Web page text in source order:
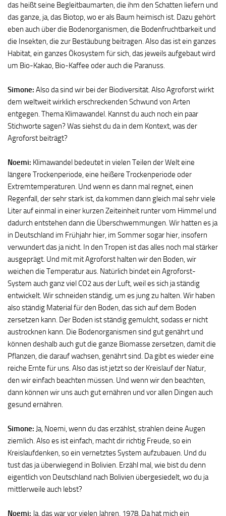
das heißt seine Begleitbaumarten, die ihm den Schatten liefern und
das ganze, ja, das Biotop, wo er als Baum heimisch ist. Dazu gehört
eben auch über die Bodenorganismen, die Bodenfruchtbarkeit und
die Insekten, die zur Bestäubung beitragen. Also das ist ein ganzes
Habitat, ein ganzes Ökosystem für sich, das jeweils aufgebaut wird
um Bio-Kakao, Bio-Kaffee oder auch die Paranuss.
Simone: Also da sind wir bei der Biodiversität. Also Agroforst wirkt
dem weltweit wirklich erschreckenden Schwund von Arten
entgegen. Thema Klimawandel. Kannst du auch noch ein paar
Stichworte sagen? Was siehst du da in dem Kontext, was der
Agroforst beiträgt?
Noemi: Klimawandel bedeutet in vielen Teilen der Welt eine
längere Trockenperiode, eine heißere Trockenperiode oder
Extremtemperaturen. Und wenn es dann mal regnet, einen
Regenfall, der sehr stark ist, da kommen dann gleich mal sehr viele
Liter auf einmal in einer kurzen Zeiteinheit runter vom Himmel und
dadurch entstehen dann die Überschwemmungen. Wir hatten es ja
in Deutschland im Frühjahr hier, im Sommer sogar hier, insofern
verwundert das ja nicht. In den Tropen ist das alles noch mal stärker
ausgeprägt. Und mit mit Agroforst halten wir den Boden, wir
weichen die Temperatur aus. Natürlich bindet ein Agroforst-
System auch ganz viel CO2 aus der Luft, weil es sich ja ständig
entwickelt. Wir schneiden ständig, um es jung zu halten. Wir haben
also ständig Material für den Boden, das sich auf dem Boden
zersetzen kann. Der Boden ist ständig gemulcht, sodass er nicht
austrocknen kann. Die Bodenorganismen sind gut genährt und
können deshalb auch gut die ganze Biomasse zersetzen, damit die
Pflanzen, die darauf wachsen, genährt sind. Da gibt es wieder eine
reiche Ernte für uns. Also das ist jetzt so der Kreislauf der Natur,
den wir einfach beachten müssen. Und wenn wir den beachten,
dann können wir uns auch gut ernähren und vor allen Dingen auch
gesund ernähren.
Simone: Ja, Noemi, wenn du das erzählst, strahlen deine Augen
ziemlich. Also es ist einfach, macht dir richtig Freude, so ein
Kreislaufdenken, so ein vernetztes System aufzubauen. Und du
tust das ja überwiegend in Bolivien. Erzähl mal, wie bist du denn
eigentlich von Deutschland nach Bolivien übergesiedelt, wo du ja
mittlerweile auch lebst?
Noemi: Ja, das war vor vielen Jahren, 1978. Da hat mich ein